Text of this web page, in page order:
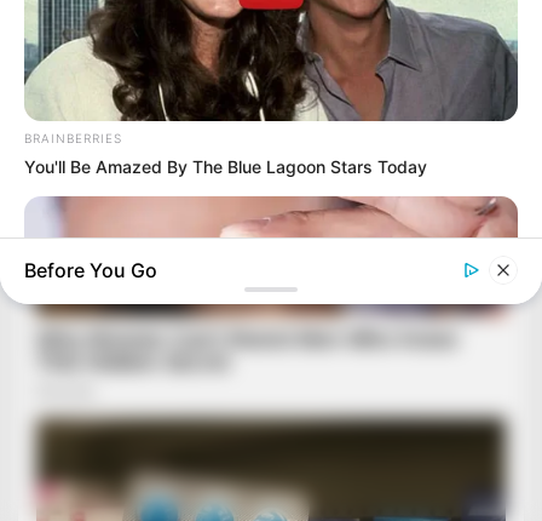
BRAINBERRIES
You'll Be Amazed By The Blue Lagoon Stars Today
BRAINBERRIES
Before You Go